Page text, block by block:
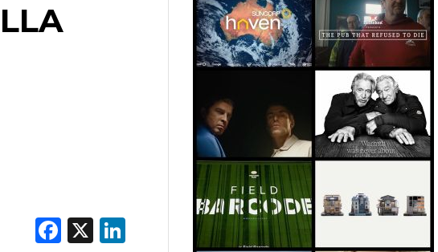
Facebook
X LinkedIn